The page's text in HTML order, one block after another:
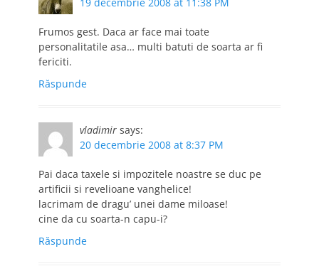
Frumos gest. Daca ar face mai toate
personalitatile asa… multi batuti de soarta ar fi
fericiti.
Răspunde
vladimir says:
20 decembrie 2008 at 8:37 PM
Pai daca taxele si impozitele noastre se duc pe
artificii si revelioane vanghelice!
lacrimam de dragu’ unei dame miloase!
cine da cu soarta-n capu-i?
Răspunde